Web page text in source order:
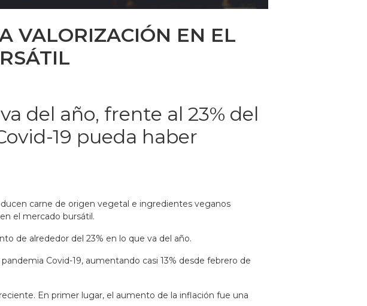
VALORIZACIÓN EN EL
del año, frente al 23% del
19 pueda haber
carne de origen vegetal e ingredientes veganos
el mercado bursátil.
de alrededor del 23% en lo que va del año.
Covid-19, aumentando casi 13% desde febrero de
En primer lugar, el aumento de la inflación fue una